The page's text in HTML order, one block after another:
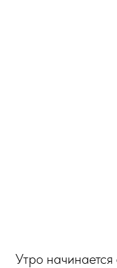
Утро начинается